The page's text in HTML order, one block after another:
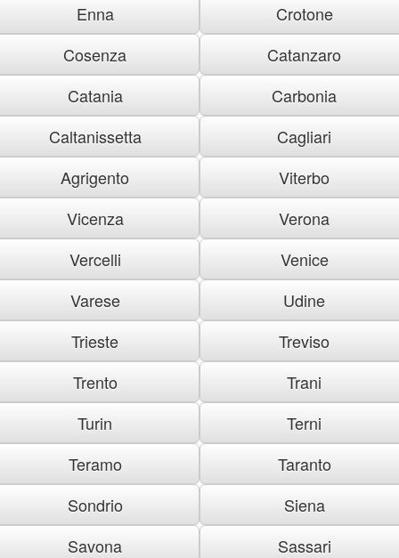
Enna
Crotone
Cosenza
Catanzaro
Catania
Carbonia
Caltanissetta
Cagliari
Agrigento
Viterbo
Vicenza
Verona
Vercelli
Venice
Varese
Udine
Trieste
Treviso
Trento
Trani
Turin
Terni
Teramo
Taranto
Sondrio
Siena
Savona
Sassari